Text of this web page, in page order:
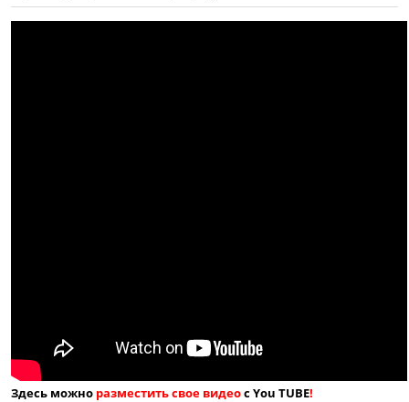
Здесь можно разместить свое видеос You TUBE!